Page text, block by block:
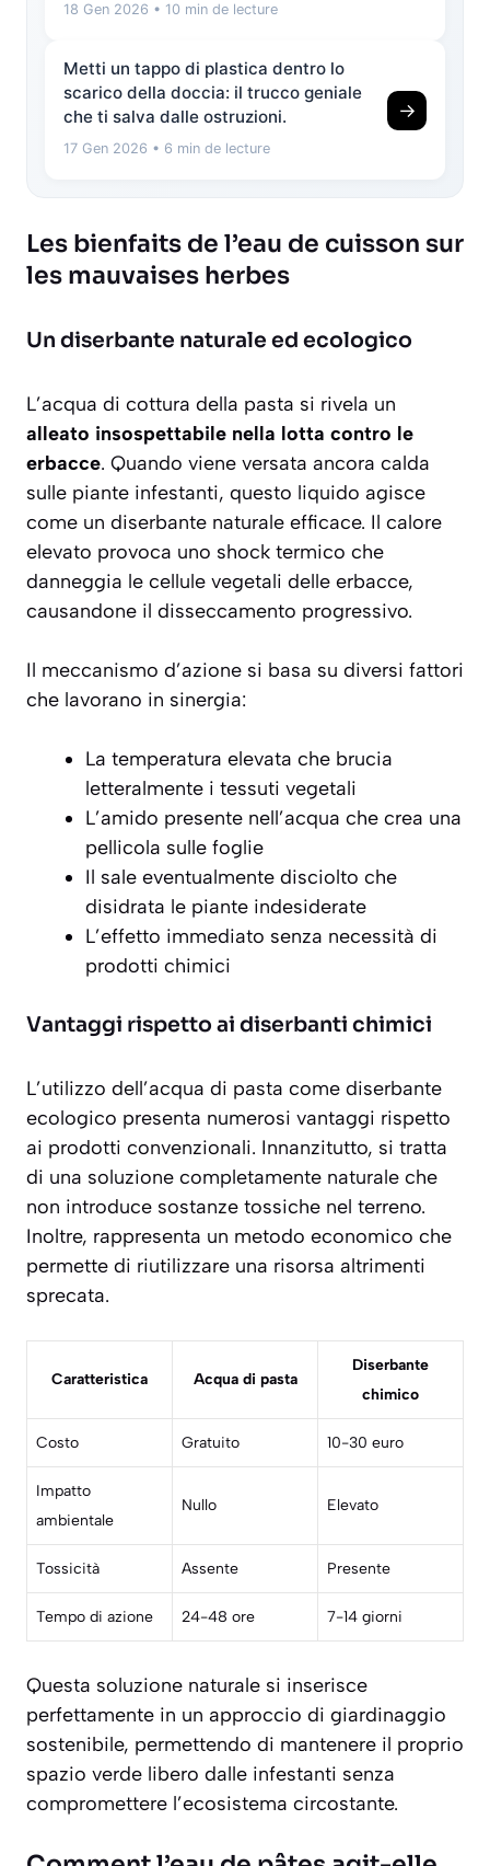
18 Gen 2026 • 10 min de lecture
Metti un tappo di plastica dentro lo
scarico della doccia: il trucco geniale
che ti salva dalle ostruzioni.
17 Gen 2026 • 6 min de lecture
→
Les bienfaits de l’eau de cuisson sur
les mauvaises herbes
Un diserbante naturale ed ecologico
L’acqua di cottura della pasta si rivela un
alleato insospettabile nella lotta contro le
erbacce. Quando viene versata ancora calda
sulle piante infestanti, questo liquido agisce
come un diserbante naturale efficace. Il calore
elevato provoca uno shock termico che
danneggia le cellule vegetali delle erbacce,
causandone il disseccamento progressivo.
Il meccanismo d’azione si basa su diversi fattori
che lavorano in sinergia:
La temperatura elevata che brucia
letteralmente i tessuti vegetali
L’amido presente nell’acqua che crea una
pellicola sulle foglie
Il sale eventualmente disciolto che
disidrata le piante indesiderate
L’effetto immediato senza necessità di
prodotti chimici
Vantaggi rispetto ai diserbanti chimici
L’utilizzo dell’acqua di pasta come diserbante
ecologico presenta numerosi vantaggi rispetto
ai prodotti convenzionali. Innanzitutto, si tratta
di una soluzione completamente naturale che
non introduce sostanze tossiche nel terreno.
Inoltre, rappresenta un metodo economico che
permette di riutilizzare una risorsa altrimenti
sprecata.
Caratteristica Acqua di pasta
Diserbante
chimico
Costo Gratuito 10-30 euro
Impatto
ambientale
Nullo Elevato
Tossicità Assente Presente
Tempo di azione 24-48 ore 7-14 giorni
Questa soluzione naturale si inserisce
perfettamente in un approccio di giardinaggio
sostenibile, permettendo di mantenere il proprio
spazio verde libero dalle infestanti senza
compromettere l’ecosistema circostante.